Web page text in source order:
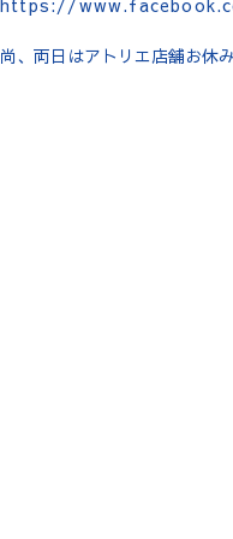
https://
尚、両日はアトリエ店舗お休み